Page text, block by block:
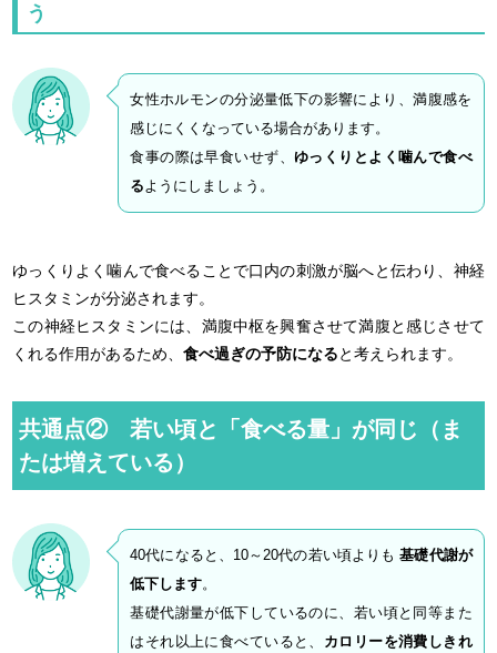
う
女性ホルモンの分泌量低下の影響により、満腹感を
感じにくくなっている場合があります。
食事の際は早食いせず、 ゆっくりとよく噛んで食べ
るようにしましょう。
ゆっくりよく噛んで食べることで口内の刺激が脳へと伝わり、神経
ヒスタミンが分泌されます。
この神経ヒスタミンには、満腹中枢を興奮させて満腹と感じさせて
くれる作用があるため、食べ過ぎの予防になると考えられます。
共通点② 若い頃と「食べる量」が同じ（ま
たは増えている）
40代になると、10～20代の若い頃よりも基礎代謝が
低下します。
基礎代謝量が低下しているのに、若い頃と同等また
はそれ以上に食べていると、 カロリーを消費しきれ